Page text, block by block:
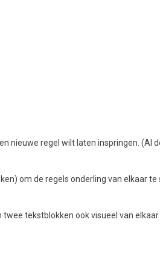
nieuwe regel wilt laten inspringen. (Al
om de regels onderling van elkaar te
tekstblokken ook visueel van